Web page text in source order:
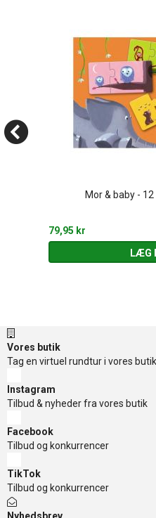
Mor & baby -
79,95 kr
LÆG
Vores butik
Tag en virtuel rundtur i vores butik
Instagram
Tilbud & nyheder fra vores butik
Facebook
Tilbud og konkurrencer
TikTok
Tilbud og konkurrencer